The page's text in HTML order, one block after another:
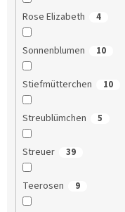
Rose Elizabeth 4
Sonnenblumen 10
Stiefmütterchen 10
Streublümchen 5
Streuer 39
Teerosen 9